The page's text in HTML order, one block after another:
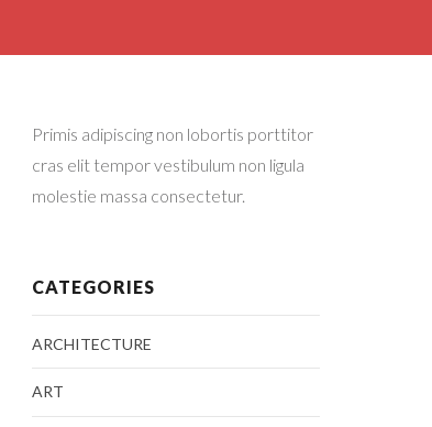
Primis adipiscing non lobortis porttitor
cras elit tempor vestibulum non ligula
molestie massa consectetur.
CATEGORIES
ARCHITECTURE
ART